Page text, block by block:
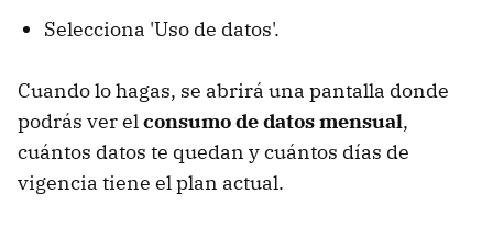
Selecciona 'Uso de datos'.
Cuando lo hagas, se abrirá una pantalla donde
podrás ver elconsumo de datos mensual,
cuántos datos te quedan y cuántos días de
vigencia tiene el plan actual.